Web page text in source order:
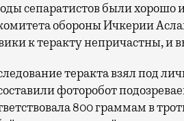
сепаратистов были хорошо
обороны Ичкерии
к теракту непричастны, и
теракта взял под
фоторобот
800 граммам в